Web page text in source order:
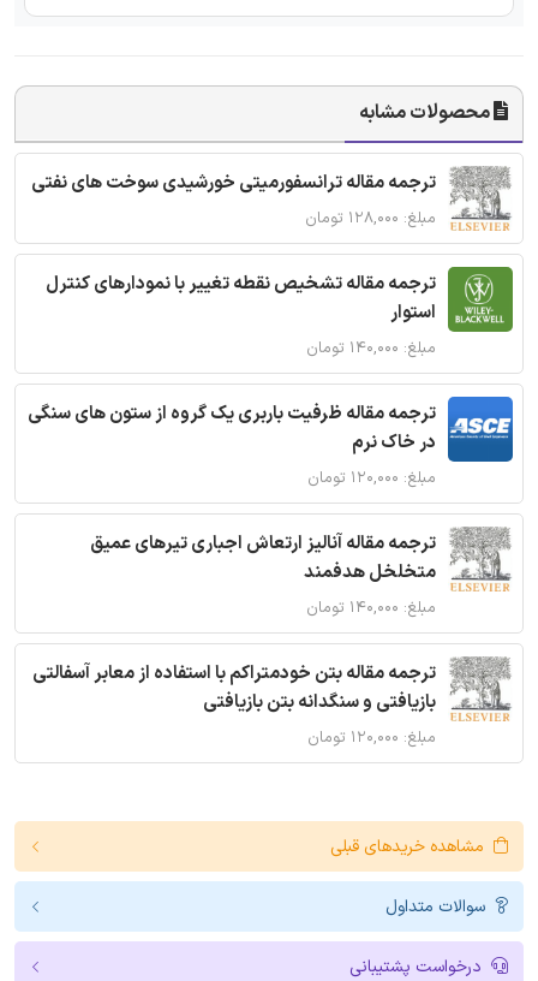
محصولات مشابه
ترجمه مقاله ترانسفورمیتی خورشیدی سوخت های نفتی
مبلغ: ۱۲۸,۰۰۰ تومان
ترجمه مقاله تشخیص نقطه تغییر با نمودارهای کنترل
استوار
مبلغ: ۱۴۰,۰۰۰ تومان
ترجمه مقاله ظرفیت باربری یک گروه از ستون های سنگی
در خاک نرم
مبلغ: ۱۲۰,۰۰۰ تومان
ترجمه مقاله آنالیز ارتعاش اجباری تیرهای عمیق
متخلخل هدفمند
مبلغ: ۱۴۰,۰۰۰ تومان
ترجمه مقاله بتن خودمتراکم با استفاده از معابر آسفالتی
بازیافتی و سنگدانه بتن بازیافتی
مبلغ: ۱۲۰,۰۰۰ تومان
مشاهده خریدهای قبلی
سوالات متداول
درخواست پشتیبانی